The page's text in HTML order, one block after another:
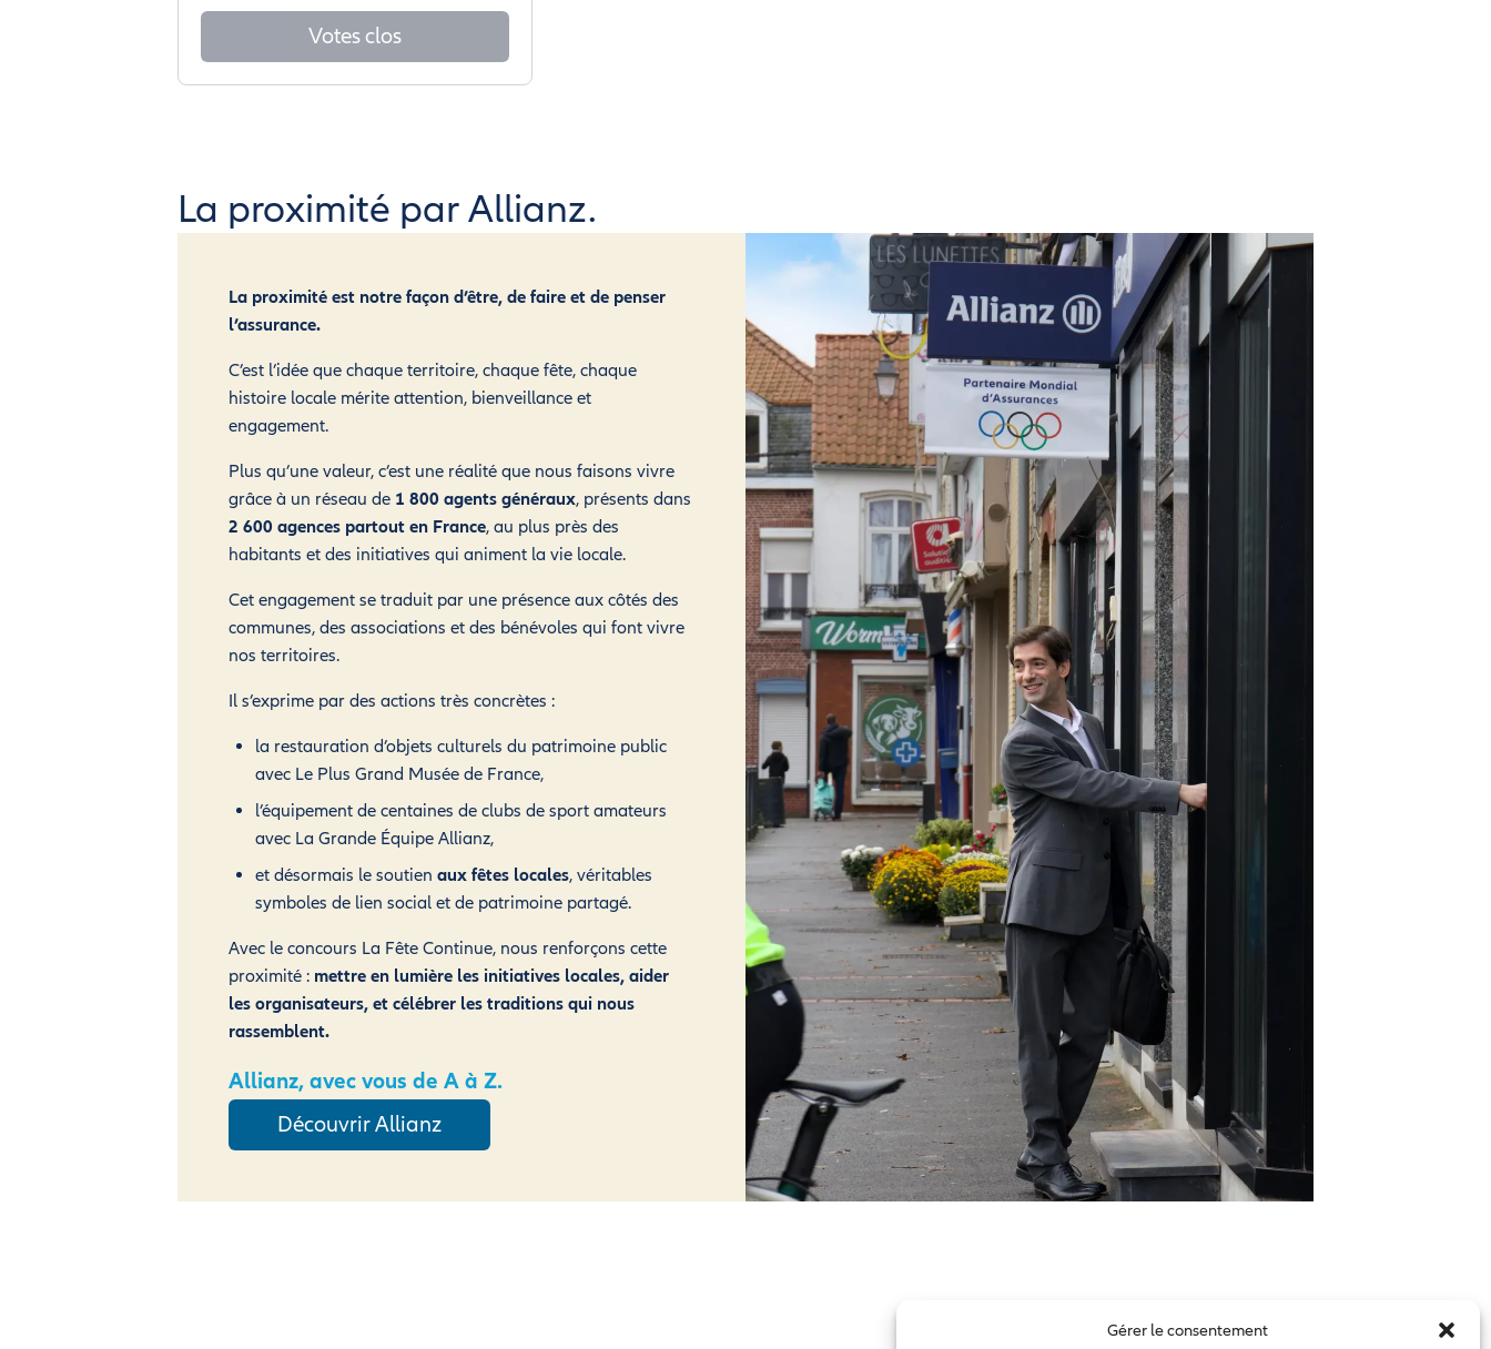
Gérer le consentement
Votes clos
La proximité par Allianz.
La proximité est notre façon d’être, de faire et de penser
l’assurance.
C’est l’idée que chaque territoire, chaque fête, chaque
histoire locale mérite attention, bienveillance et
engagement.
Plus qu’une valeur, c’est une réalité que nous faisons vivre
grâce à un réseau de 1 800 agents généraux, présents dans
2 600 agences partout en France, au plus près des
habitants et des initiatives qui animent la vie locale.
Cet engagement se traduit par une présence aux côtés des
communes, des associations et des bénévoles qui font vivre
nos territoires.
Il s’exprime par des actions très concrètes :
la restauration d’objets culturels du patrimoine public
avec Le Plus Grand Musée de France,
l’équipement de centaines de clubs de sport amateurs
avec La Grande Équipe Allianz,
et désormais le soutien aux fêtes locales, véritables
symboles de lien social et de patrimoine partagé.
Avec le concours La Fête Continue, nous renforçons cette
proximité : mettre en lumière les initiatives locales, aider
les organisateurs, et célébrer les traditions qui nous
rassemblent.
Allianz, avec vous de A à Z.
Découvrir Allianz